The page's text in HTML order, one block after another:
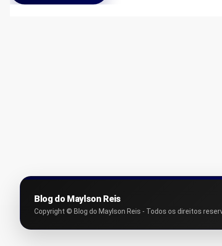
Blog do Maylson Reis
Copyright © Blog do Maylson Reis - Todos os direitos